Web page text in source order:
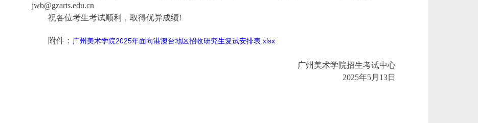
jwb@gzarts.edu.cn
祝各位考生考试顺利，取得优异成绩!
附件： 广州美术学院2025年面向港澳台地区招收研究生复试安排表.xlsx
广州美术学院招生考试中心
2025年5月13日